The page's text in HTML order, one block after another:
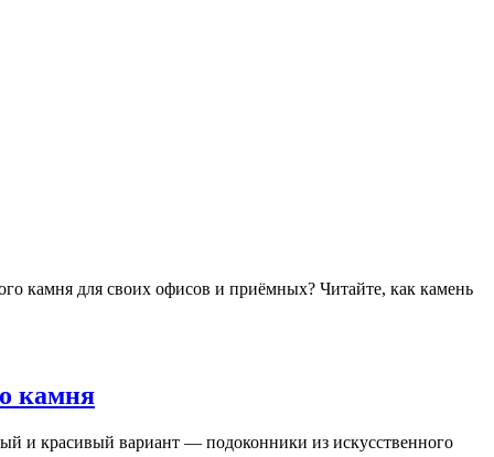
камня для своих офисов и приёмных? Читайте, как камень
камня
и красивый вариант — подоконники из искусственного